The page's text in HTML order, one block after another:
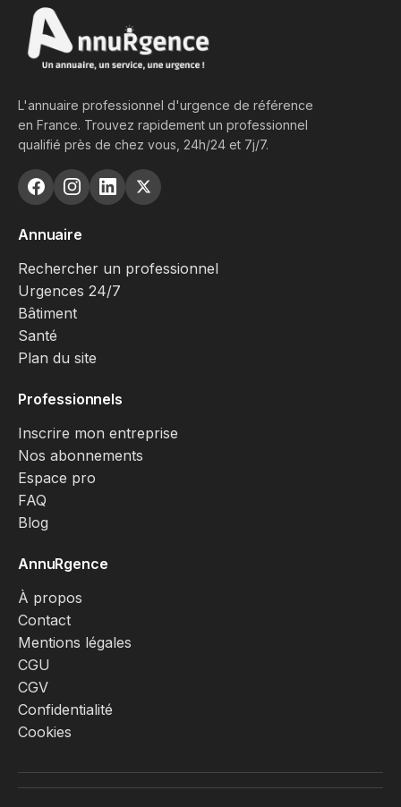
L'annuaire professionnel d'urgence de référence
en France. Trouvez rapidement un professionnel
qualifié près de chez vous, 24h/24 et 7j/7.
Annuaire
Rechercher un professionnel
Urgences 24/7
Bâtiment
Santé
Plan du site
Professionnels
Inscrire mon entreprise
Nos abonnements
Espace pro
FAQ
Blog
AnnuRgence
À propos
Contact
Mentions légales
CGU
CGV
Confidentialité
Cookies